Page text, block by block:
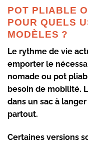
POT PLIABLE
POUR QUELS
MODÈLES ?
Le rythme de vie
emporter le
nomade ou pot
besoin de mobilité.
dans un sac à
partout.
Certaines versions